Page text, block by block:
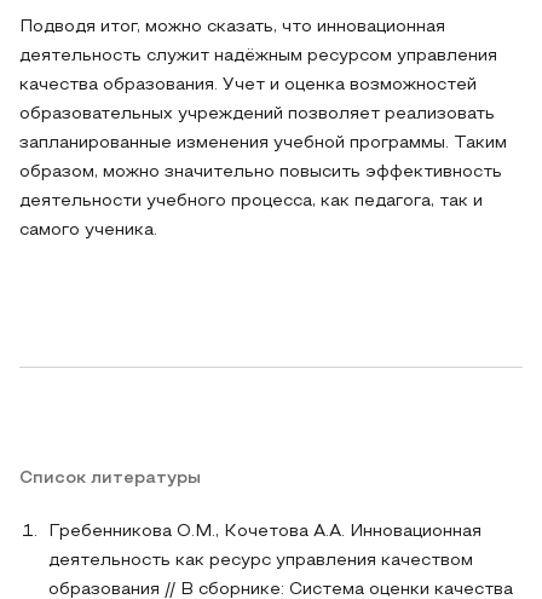
Подводя итог, можно сказать, что инновационная
деятельность служит надёжным ресурсом управления
качества образования. Учет и оценка возможностей
образовательных учреждений позволяет реализовать
запланированные изменения учебной программы. Таким
образом, можно значительно повысить эффективность
деятельности учебного процесса, как педагога, так и
самого ученика.
Список литературы
Гребенникова О.М., Кочетова А.А. Инновационная
деятельность как ресурс управления качеством
образования // В сборнике: Система оценки качества